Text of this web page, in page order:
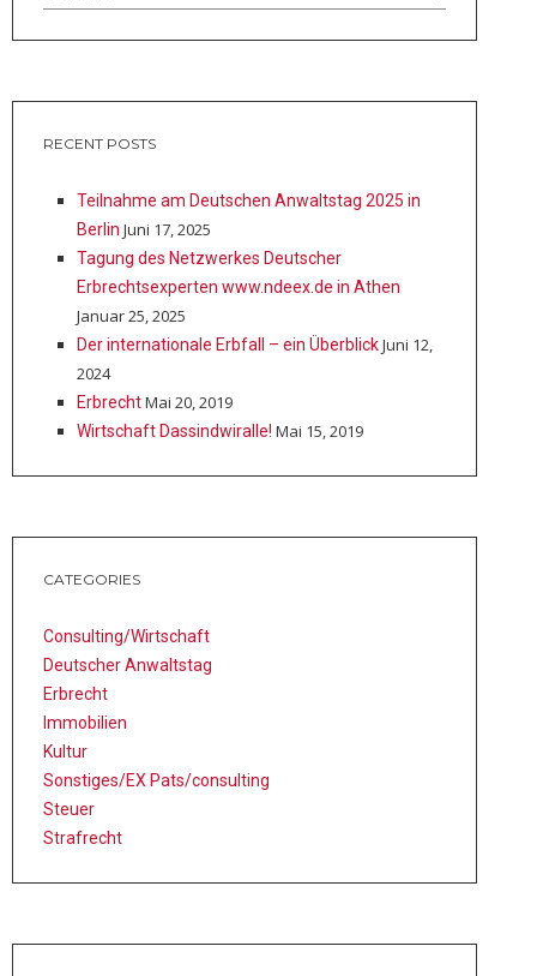
RECENT POSTS
Teilnahme am Deutschen Anwaltstag 2025 in
Berlin Juni 17, 2025
Tagung des Netzwerkes Deutscher
Erbrechtsexperten www.ndeex.de in Athen
Januar 25, 2025
Der internationale Erbfall – ein ÜberblickJuni 12,
2024
ErbrechtMai 20, 2019
Wirtschaft ­Das­sind­wir­alle! Mai 15, 2019
CATEGORIES
Consulting/Wirtschaft
Deutscher Anwaltstag
Erbrecht
Immobilien
Kultur
Sonstiges/EX Pats/consulting
Steuer
Strafrecht